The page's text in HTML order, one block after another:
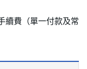
續費（單一付款及常